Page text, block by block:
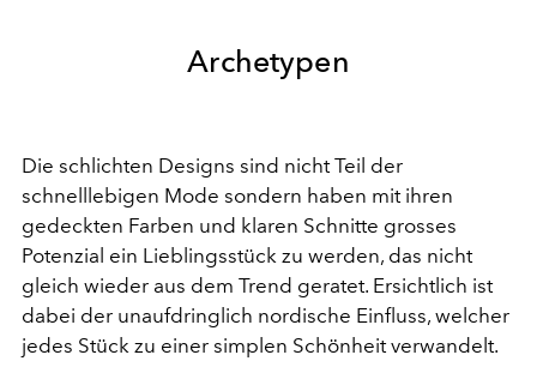
Archetypen
Die schlichten Designs sind nicht Teil der
schnelllebigen Mode sondern haben mit ihren
gedeckten Farben und klaren Schnitte grosses
Potenzial ein Lieblingsstück zu werden, das nicht
gleich wieder aus dem Trend geratet. Ersichtlich ist
dabei der unaufdringlich nordische Einfluss, welcher
jedes Stück zu einer simplen Schönheit verwandelt.